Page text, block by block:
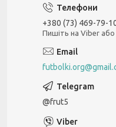
+380 (73) 469-79-
Пишіть на Viber
@frut5